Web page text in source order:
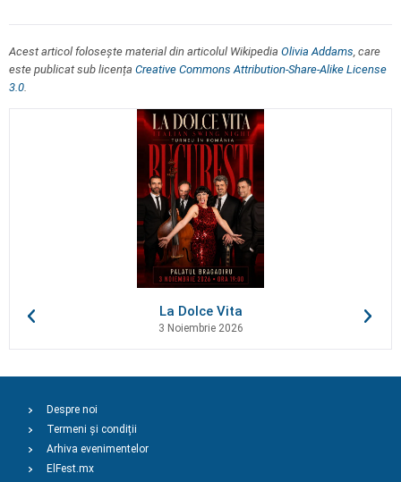
Acest articol folosește material din articolul Wikipedia Olivia Addams, care
este publicat sub licența Creative Commons Attribution-Share-Alike License
3.0.
La Dolce Vita
3 Noiembrie 2026
Despre noi
Termeni și condiții
Arhiva evenimentelor
ElFest.mx